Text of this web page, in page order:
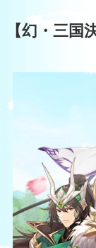
【幻・三国